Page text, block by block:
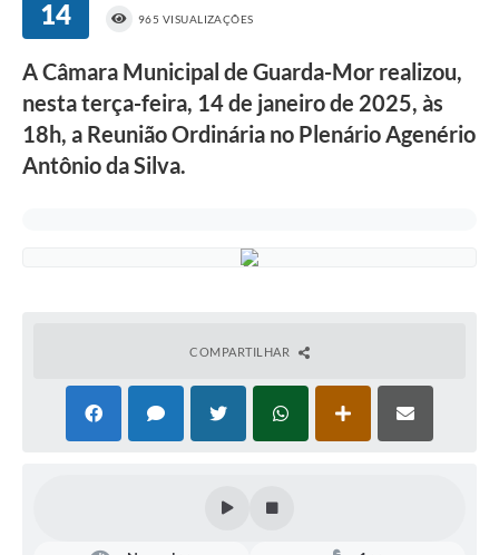
14 965 VISUALIZAÇÕES
A Câmara Municipal de Guarda-Mor realizou,
nesta terça-feira, 14 de janeiro de 2025, às
18h, a Reunião Ordinária no Plenário Agenério
Antônio da Silva.
COMPARTILHAR